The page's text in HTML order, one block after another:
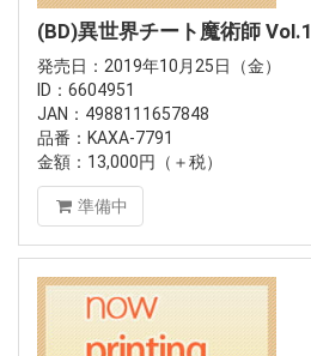
(BD)異世界チート魔術師 Vol.1
発売日：2019年10月25日（金）
ID：6604951
JAN：4988111657848
品番：KAXA-7791
金額：13,000円（＋税）
準備中